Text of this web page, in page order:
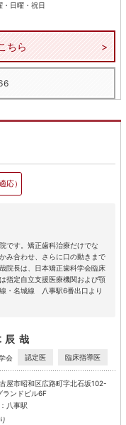
・日曜・祝日
ちら
応）
です。矯正歯科治療だけでな
み合わせ、さらに口の動きまで
院長は、日本矯正歯科学会臨床
指定自立支援医療機関および顎
・名城線 八事駅6番出口より
辰哉
会 認定医 臨床指導医
屋市昭和区広路町字北石坂102-
ランドビル6F
八事駅